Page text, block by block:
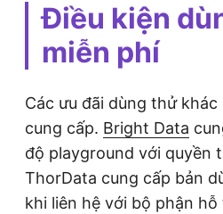
Điều kiện
miễn phí
Các ưu đãi dùng thử
cung cấp. Bright Data
độ playground với quyền
ThorData cung cấp bản
khi liên hệ với bộ phận hỗ